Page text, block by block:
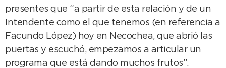
presentes que “a partir de esta relación y de un
Intendente como el que tenemos (en referencia a
Facundo López) hoy en Necochea, que abrió las
puertas y escuchó, empezamos a articular un
programa que está dando muchos frutos”.